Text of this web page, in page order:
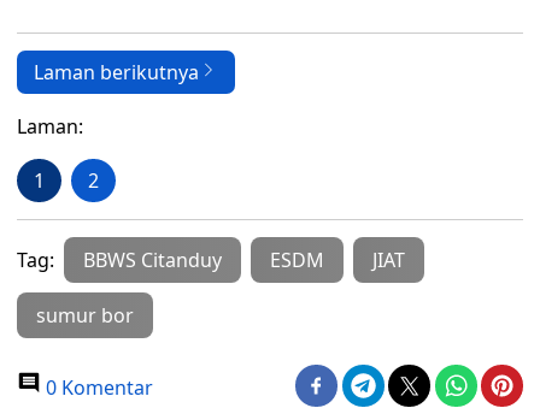
Laman berikutnya
Laman:
1 2
Tag: BBWS Citanduy ESDM JIAT
sumur bor
0 Komentar